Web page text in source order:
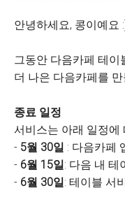
안녕하세요, 콩이예요
그동안 다음카페 테
더 나은 다음카페를
종료 일정
서비스는 아래 일정에
- 5월 30일 : 다음카페
- 6월 15일: 다음 내 테
- 6월 30일: 테이블 서